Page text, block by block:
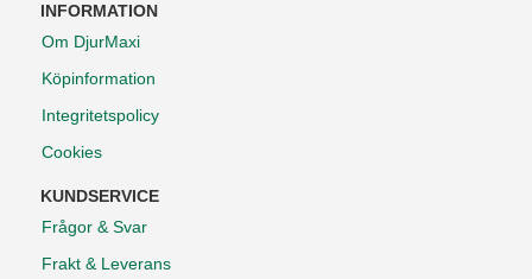
INFORMATION
Om DjurMaxi
Köpinformation
Integritetspolicy
Cookies
KUNDSERVICE
Frågor & Svar
Frakt & Leverans